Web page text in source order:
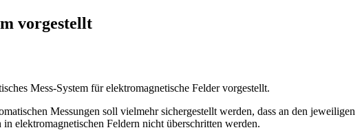
vorgestellt
Mess-System für elektromagnetische Felder vorgestellt.
Messungen soll vielmehr sichergestellt werden, dass an den jeweiligen
elektromagnetischen Feldern nicht überschritten werden.